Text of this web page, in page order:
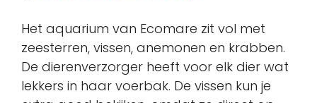
Het aquarium van Ecomare zit vol met
zeesterren, vissen, anemonen en krabben.
De dierenverzorger heeft voor elk dier wat
lekkers in haar voerbak. De vissen kun je